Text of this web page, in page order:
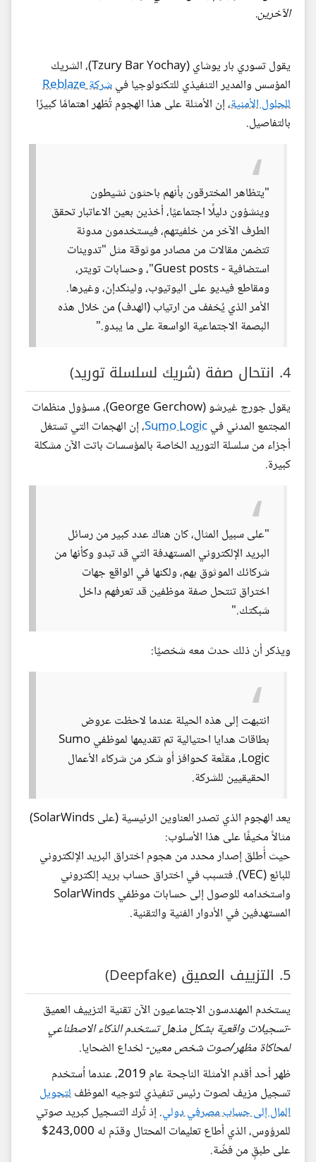
الآخرين.
يقول تسوري بار يوشاي (Tzury Bar Yochay)، الشريك
المؤسس والمدير التنفيذي للتكنولوجيا في
شركة Reblaze
للحلول الأمنية، إن الأمثلة على هذا الهجوم تُظهر اهتمامًا كبيرًا
بالتفاصيل.
"يتظاهر المخترقون بأنهم باحثون نشيطون
وينشؤون دليلًا اجتماعيًا، أخذين بعين الاعاتبار تحقق
الطرف الآخر من خلفيتهم، فيستخدمون مدونة
تتضمن مقالات من مصادر موثوقة مثل "تدوينات
استضافية - Guest posts"، وحسابات تويتر،
ومقاطع فيديو على اليوتيوب، ولينكدإن، وغيرها.
الأمر الذي يُخفف من ارتياب (الهدف) من خلال هذه
البصمة الاجتماعية الواسعة على ما يبدو."
4. انتحال صفة (شريك لسلسلة توريد)
يقول جورج غيرشو (George Gerchow)، مسؤول منظمات
المجتمع المدني فيSumo Logic، إن الهجمات التي تستغل
أجزاء من سلسلة التوريد الخاصة بالمؤسسات باتت الآن مشكلة
كبيرة.
"على سبيل المثال، كان هناك عدد كبير من رسائل
البريد الإلكتروني المستهدفة التي قد تبدو وكأنها من
شركائك الموثوق بهم، ولكنها في الواقع جهات
اختراق تنتحل صفة موظفين قد تعرفهم داخل
شبكتك."
ويذكر أن ذلك حدث معه شخصيًا:
انتبهت إلى هذه الحيلة عندما لاحظت عروض
بطاقات هدايا احتيالية تم تقديمها لموظفي Sumo
Logic، مقنَّعة كحوافز أو شكر من شركاء الأعمال
الحقيقيين للشركة.
يعد الهجوم الذي تصدر العناوين الرئيسية (على SolarWinds)
مثالاً مخيفًا على هذا الأسلوب:
حيث أُطلق إصدار محدد من هجوم اختراق البريد الإلكتروني
للبائع (VEC). فتسبب في اختراق حساب بريد إلكتروني
واستخدامه للوصول إلى حسابات موظفي SolarWinds
المستهدفين في الأدوار الفنية والتقنية.
5. التزييف العميق (Deepfake)
يستخدم المهندسون الاجتماعيون الآن تقنية التزييف العميق
-تسجيلات واقعية بشكل مذهل تستخدم الذكاء الاصطناعي
لمحاكاة مظهر/صوت شخص معين- لخداع الضحايا.
ظهر أحد أقدم الأمثلة الناجحة عام 2019، عندما اُستخدم
تسجيل مزيف لصوت رئيس تنفيذي لتوجيه الموظفلتحويل
المال إلى حساب مصرفي دولي. إذ تُرك التسجيل كبريد صوتي
للمرؤوس، الذي أطاع تعليمات المحتال وقدّم له 243,000$
على طبقٍ من فضّة.